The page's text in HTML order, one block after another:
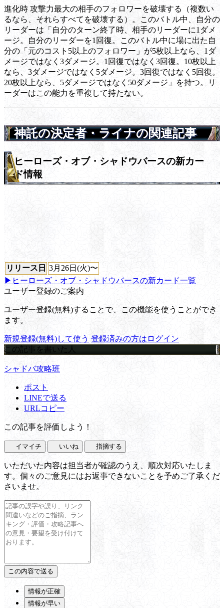
進化時 攻撃力最大の相手のフォロワーを破壊する（複数い
るなら、それらすべてを破壊する）。このバトル中、自分の
リーダーは「自分のターン終了時、相手のリーダーに1ダメ
ージ。自分のリーダーを1回復。このバトル中に場に出た自
分の「元のコスト5以上のフォロワー」が5枚以上なら、1ダ
メージではなく3ダメージ。1回復ではなく3回復。10枚以上
なら、3ダメージではなく5ダメージ。3回復ではなく5回復。
20枚以上なら、5ダメージではなく50ダメージ」を持つ。リ
ーダーはこの能力を重複して持たない。
神託の決定者・ライナの関連記事
ヒーローズ・オブ・シャドウバースの新カー
ド情報
リリース日 3月26日(火)〜
▶ヒーローズ・オブ・シャドウバースの新カード一覧
ユーザー登録のご案内
ユーザー登録(無料)することで、この機能を使うことができ
ます。
新規登録(無料)して使う 登録済みの方はログイン
この記事を書いた人
シャドバ攻略班
ポスト
LINEで送る
URLコピー
この記事を評価しよう！
イマイチ いいね 指摘する
いただいた内容は担当者が確認のうえ、順次対応いたしま
す。個々のご意見にはお返事できないことを予めご了承くだ
さいませ。
情報が正確
情報が早い